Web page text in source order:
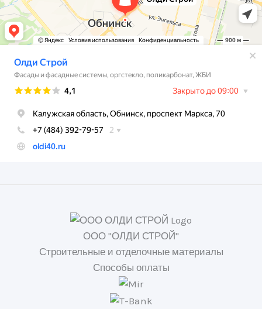
ООО "ОЛДИ СТРОЙ"
Строительные и отделочные материалы
Способы оплаты